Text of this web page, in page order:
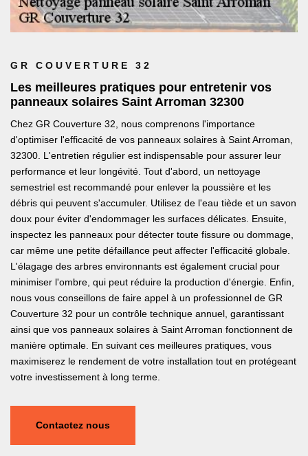
GR COUVERTURE 32
Les meilleures pratiques pour entretenir vos
panneaux solaires Saint Arroman 32300
Chez GR Couverture 32, nous comprenons l'importance
d'optimiser l'efficacité de vos panneaux solaires à Saint Arroman,
32300. L'entretien régulier est indispensable pour assurer leur
performance et leur longévité. Tout d'abord, un nettoyage
semestriel est recommandé pour enlever la poussière et les
débris qui peuvent s'accumuler. Utilisez de l'eau tiède et un savon
doux pour éviter d'endommager les surfaces délicates. Ensuite,
inspectez les panneaux pour détecter toute fissure ou dommage,
car même une petite défaillance peut affecter l'efficacité globale.
L'élagage des arbres environnants est également crucial pour
minimiser l'ombre, qui peut réduire la production d'énergie. Enfin,
nous vous conseillons de faire appel à un professionnel de GR
Couverture 32 pour un contrôle technique annuel, garantissant
ainsi que vos panneaux solaires à Saint Arroman fonctionnent de
manière optimale. En suivant ces meilleures pratiques, vous
maximiserez le rendement de votre installation tout en protégeant
votre investissement à long terme.
Contactez nous